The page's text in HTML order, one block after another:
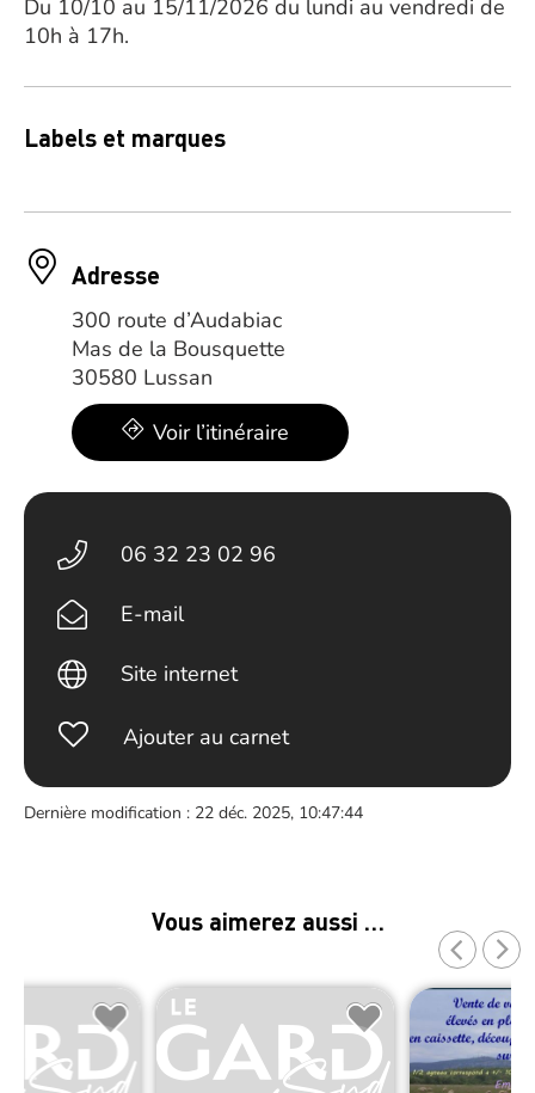
Du 10/10 au 15/11/2026 du lundi au vendredi de
10h à 17h.
Labels et marques
Adresse
300 route d’Audabiac
Mas de la Bousquette
30580 Lussan
Voir l’itinéraire
06 32 23 02 96
E-mail
Site internet
Ajouter au carnet
Dernière modification : 22 déc. 2025, 10:47:44
Vous aimerez aussi …